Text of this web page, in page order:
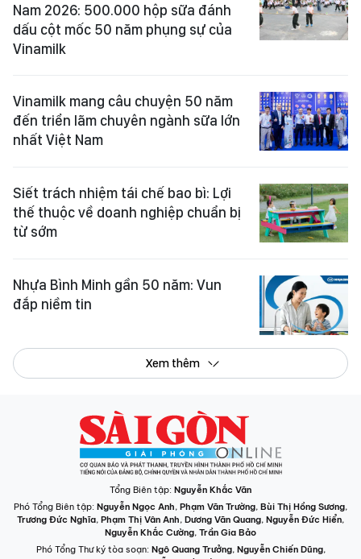
Nam 2026: 500.000 hộp sữa đánh
dấu cột mốc 50 năm phụng sự của
Vinamilk
Vinamilk mang câu chuyện 50 năm
đến triển lãm chuyên ngành sữa lớn
nhất Việt Nam
Siết trách nhiệm tái chế bao bì: Lợi
thế thuộc về doanh nghiệp chuẩn bị
từ sớm
Nhựa Bình Minh gần 50 năm: Vun
đắp niềm tin
Xem thêm
Tổng Biên tập: Nguyễn Khắc Văn
Phó Tổng Biên tập: Nguyễn Ngọc Anh, Phạm Văn Trường, Bùi Thị Hồng Sương,
Trương Đức Nghĩa, Phạm Thị Vân Anh, Dương Văn Quang, Nguyễn Đức Hiển,
Nguyễn Khắc Cường, Trần Gia Bảo
Phó Tổng Thư ký tòa soạn: Ngô Quang Trưởng, Nguyễn Chiến Dũng,